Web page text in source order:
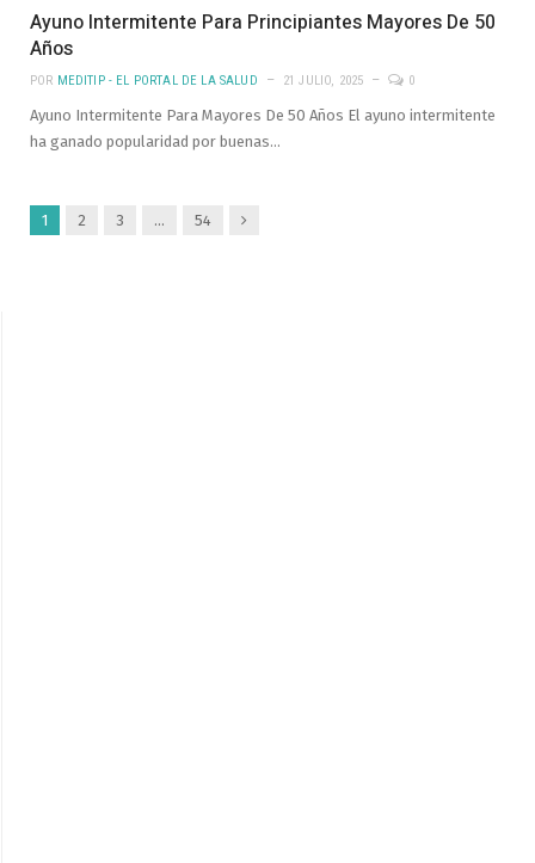
Ayuno Intermitente Para Principiantes Mayores De 50
Años
POR MEDITIP - EL PORTAL DE LA SALUD 21 JULIO, 2025 0
Ayuno Intermitente Para Mayores De 50 Años El ayuno intermitente
ha ganado popularidad por buenas…
1 2 3 … 54 Siguiente